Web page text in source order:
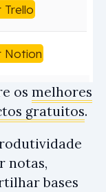
Trello
Notion
os melhores
gratuitos.
notas,
bases